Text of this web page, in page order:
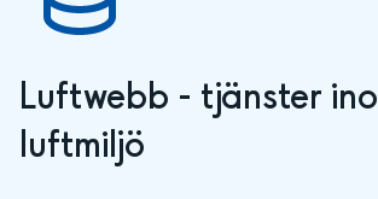
Luftwebb - tjänster
luftmiljö